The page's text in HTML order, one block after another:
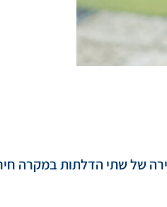
של שתי הדלתות במקרה